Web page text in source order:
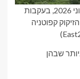
עשן ולהבות עולים מעל מוסקבה ב-18 ביוני 2026, בעקבות
קפוטניה
שבהן